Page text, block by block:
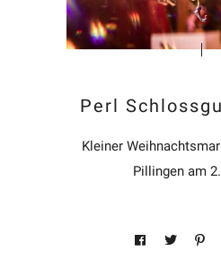
Perl
Kleiner
Pillingen am